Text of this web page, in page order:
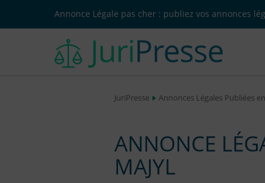
Annonce Légale pas cher : publiez vos annonces
JuriPresse Annonces Légales Publiées
ANNONCE
MAJYL